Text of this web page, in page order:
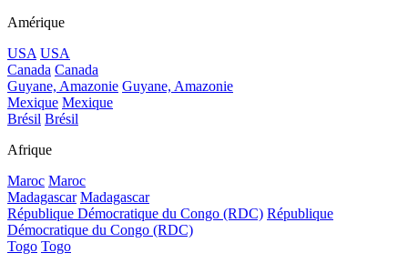
Amérique
USA USA
Canada Canada
Guyane, Amazonie Guyane, Amazonie
Mexique Mexique
Brésil Brésil
Afrique
Maroc Maroc
Madagascar Madagascar
République Démocratique du Congo (RDC) République
Démocratique du Congo (RDC)
Togo Togo